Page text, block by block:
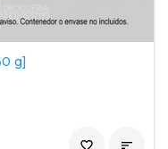
g]

favorite_border